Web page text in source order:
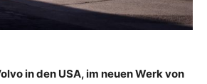
in den USA, im neuen Werk von